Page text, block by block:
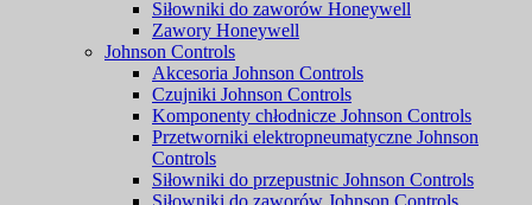
Siłowniki do zaworów Honeywell
Zawory Honeywell
Johnson Controls
Akcesoria Johnson Controls
Czujniki Johnson Controls
Komponenty chłodnicze Johnson Controls
Przetworniki elektropneumatyczne Johnson
Controls
Siłowniki do przepustnic Johnson Controls
Siłowniki do zaworów Johnson Controls